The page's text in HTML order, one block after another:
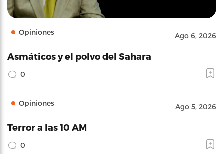
Opiniones Ago 6, 2026
Asmáticos y el polvo del Sahara
0
Opiniones Ago 5, 2026
Terror a las 10 AM
0